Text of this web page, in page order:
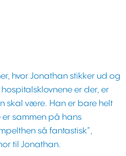
hvor Jonathan stikker ud og
er der, er
skal være. Han er bare helt
sammen på hans
så fantastisk”,
til Jonathan.